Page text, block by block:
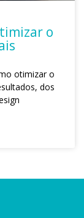
o
otimizar o
dos